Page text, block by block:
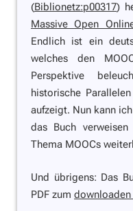
(Biblionetz:p00317)
Massive Open
Endlich ist ein
welches den
Perspektive
historische
aufzeigt. Nun kann
das Buch
Thema MOOCs
Und übrigens: Das
PDF zum downloaden